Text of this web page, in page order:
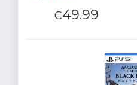
€49.99